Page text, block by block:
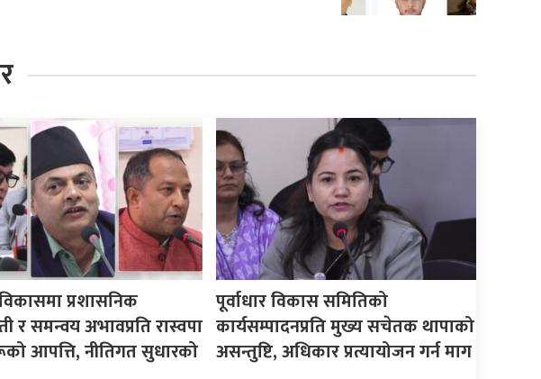
प्रशासनिक
र समन्वय अभावप्रति रास्वपा
आपत्ति, नीतिगत सुधारको
पूर्वाधार विकास समितिको
कार्यसम्पादनप्रति मुख्य सचेतक थापाको
असन्तुष्टि, अधिकार प्रत्यायोजन गर्न माग